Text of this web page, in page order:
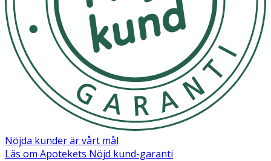
Nöjda kunder är vårt mål
Läs om Apotekets Nöjd kund-garanti